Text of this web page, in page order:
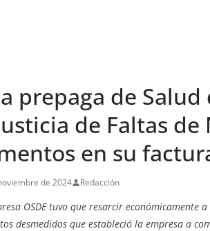
prepaga de
de Faltas
en su
de 2024 Redacción
OSDE tuvo que resarcir
desmedidos que estableció la empresa a